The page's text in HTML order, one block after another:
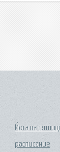
Йога на
расписание